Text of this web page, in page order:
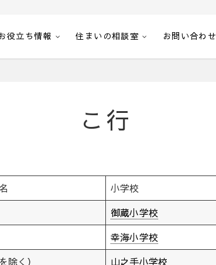
チュリー21豊川
役立ち情報 住まいの相談室 お問い合わせ
こ行
小学校
御蔵小学校
幸海小学校
除く） 山之手小学校